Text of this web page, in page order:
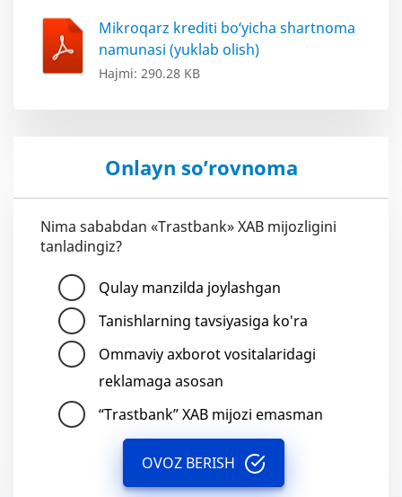
Mikroqarz krediti bo‘yicha shartnoma
namunasi (yuklab olish)
Hajmi: 290.28 KB
Onlayn so’rovnoma
Nima sababdan «Trastbank» XAB mijozligini
tanladingiz?
Qulay manzilda joylashgan
Tanishlarning tavsiyasiga ko'ra
Ommaviy axborot vositalaridagi
reklamaga asosan
“Trastbank” XAB mijozi emasman
OVOZ BERISH